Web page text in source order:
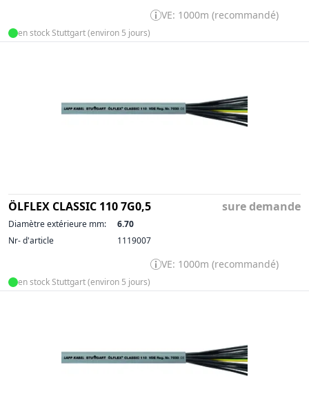
VE: 1000m (recommandé)
en stock Stuttgart (environ 5 jours)
ÖLFLEX CLASSIC 110 7G0,5 sure demande
Diamètre extérieure mm:
6.70
Nr- d'article
1119007
VE: 1000m (recommandé)
en stock Stuttgart (environ 5 jours)